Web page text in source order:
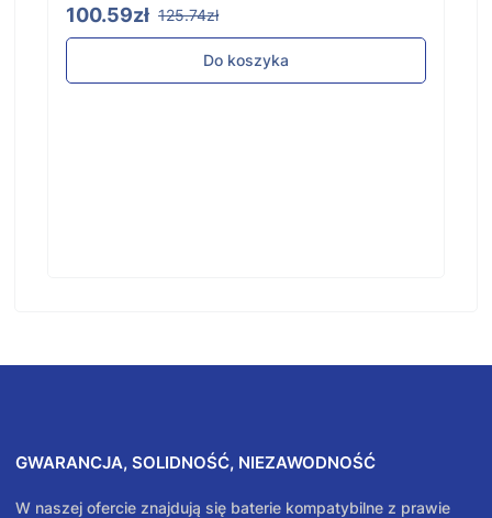
100.59zł 125.74zł
Do koszyka
GWARANCJA, SOLIDNOŚĆ, NIEZAWODNOŚĆ
W naszej ofercie znajdują się baterie kompatybilne z prawie